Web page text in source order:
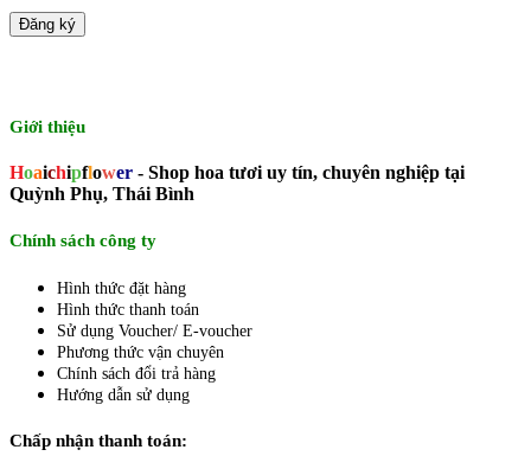
Giới thiệu
Hoaichipflower - Shop hoa tươi uy tín, chuyên nghiệp tại
Quỳnh Phụ, Thái Bình
Chính sách công ty
Hình thức đặt hàng
Hình thức thanh toán
Sử dụng Voucher/ E-voucher
Phương thức vận chuyên
Chính sách đổi trả hàng
Hướng dẫn sử dụng
Chấp nhận thanh toán: